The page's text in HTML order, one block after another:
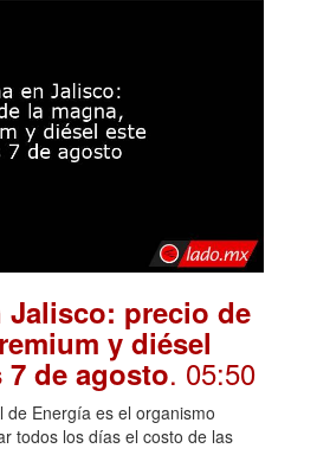
Jalisco: precio de
y diésel
7 de agosto. 05:50
de Energía es el organismo
todos los días el costo de las